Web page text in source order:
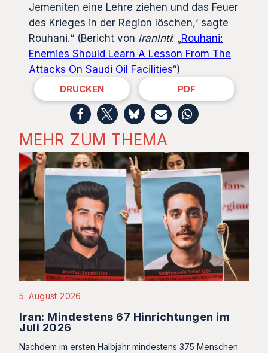
Jemeniten eine Lehre ziehen und das Feuer
des Krieges in der Region löschen,‘ sagte
Rouhani.“ (Bericht von IranIntl: „Rouhani:
Enemies Should Learn A Lesson From The
Attacks On Saudi Oil Facilities“)
DRUCKEN PDF
MEHR ZUM THEMA
5. August 2026
Iran: Mindestens 67 Hinrichtungen im
Juli 2026
Nachdem im ersten Halbjahr mindestens 375 Menschen